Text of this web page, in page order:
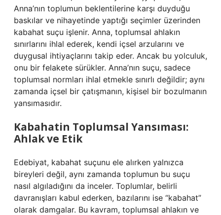
Anna’nın toplumun beklentilerine karşı duyduğu
baskılar ve nihayetinde yaptığı seçimler üzerinden
kabahat suçu işlenir. Anna, toplumsal ahlakın
sınırlarını ihlal ederek, kendi içsel arzularını ve
duygusal ihtiyaçlarını takip eder. Ancak bu yolculuk,
onu bir felakete sürükler. Anna’nın suçu, sadece
toplumsal normları ihlal etmekle sınırlı değildir; aynı
zamanda içsel bir çatışmanın, kişisel bir bozulmanın
yansımasıdır.
Kabahatin Toplumsal Yansıması:
Ahlak ve Etik
Edebiyat, kabahat suçunu ele alırken yalnızca
bireyleri değil, aynı zamanda toplumun bu suçu
nasıl algıladığını da inceler. Toplumlar, belirli
davranışları kabul ederken, bazılarını ise “kabahat”
olarak damgalar. Bu kavram, toplumsal ahlakın ve